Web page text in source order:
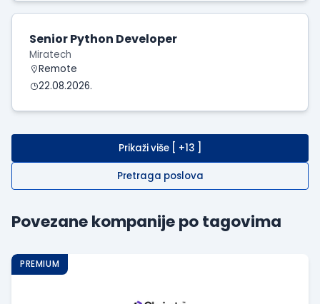
Senior Python Developer
Miratech
Remote
22.08.2026.
Prikaži više [ +13 ]
Pretraga poslova
Povezane kompanije po tagovima
PREMIUM